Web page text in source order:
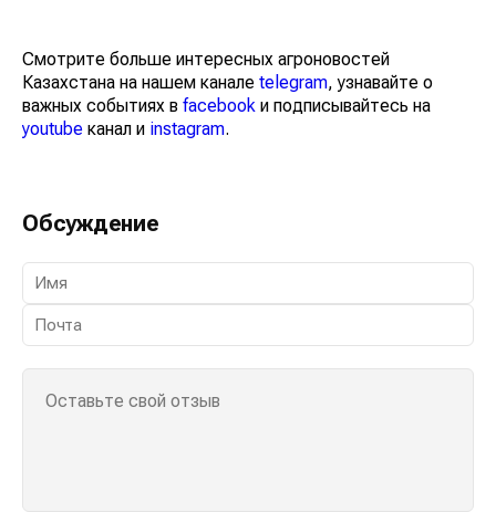
Смотрите больше интересных агроновостей
Казахстана на нашем канале telegram, узнавайте о
важных событиях в facebook и подписывайтесь на
youtube канал и instagram.
Обсуждение